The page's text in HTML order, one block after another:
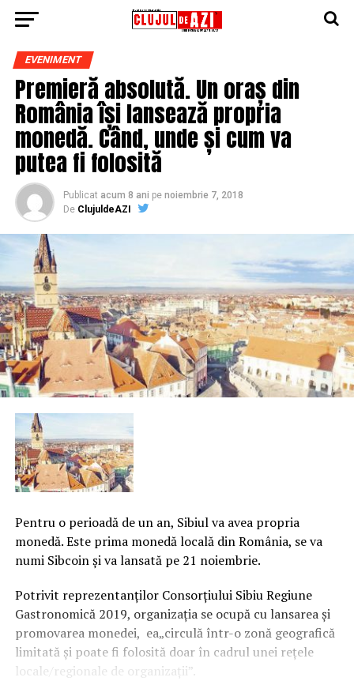
EVENIMENT
Premieră absolută. Un oraș din
România își lansează propria
monedă. Când, unde și cum va
putea fi folosită
Publicat acum 8 ani pe noiembrie 7, 2018
De ClujuldeAZI
Pentru o perioadă de un an, Sibiul va avea propria
monedă. Este prima monedă locală din România, se va
numi Sibcoin şi va lansată pe 21 noiembrie.
Potrivit reprezentanţilor Consorţiului Sibiu Regiune
Gastronomică 2019, organizaţia se ocupă cu lansarea şi
promovarea monedei, ea„circulă într-o zonă geografică
limitată şi poate fi folosită doar în cadrul unei reţele
locale/regionale de organizaţii”.